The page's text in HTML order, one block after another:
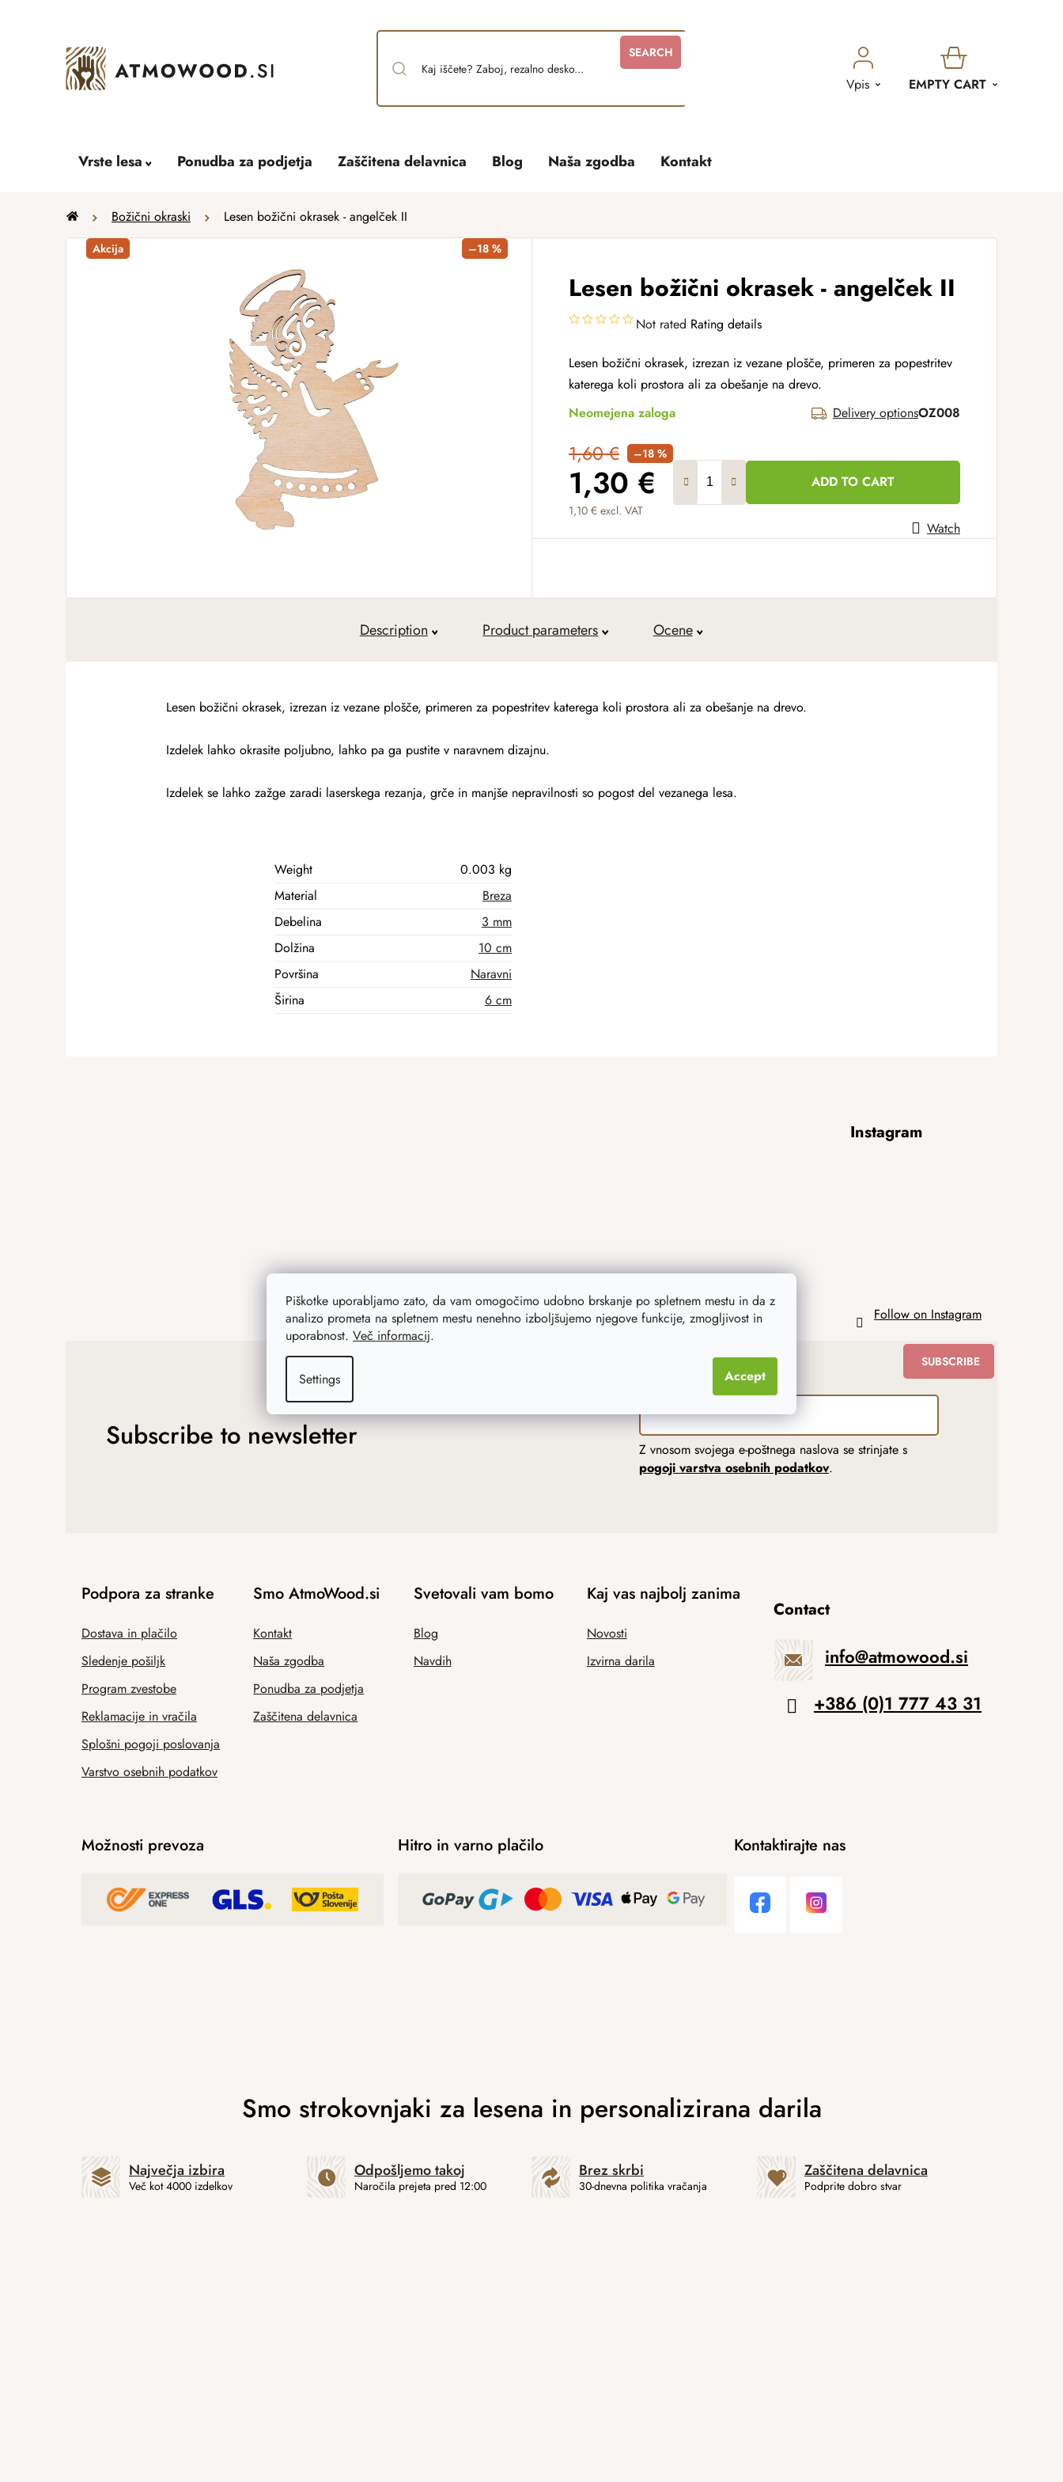
Piškotke uporabljamo zato, da vam omogočimo udobno brskanje po spletnem mestu in da z
analizo prometa na spletnem mestu nenehno izboljšujemo njegove funkcije, zmogljivost in
uporabnost. Več informacij.
Settings Accept
SEARCH
Vpis
SHOPPING
EMPTY CART
Vrste lesa Ponudba za podjetja Zaščitena delavnica Blog Naša zgodba Kontakt
Home Božični okraski Lesen božični okrasek - angelček II
Lesen božični okrasek - angelček II
Not rated Rating details
Lesen božični okrasek, izrezan iz vezane plošče, primeren za popestritev
katerega koli prostora ali za obešanje na drevo.
Neomejena zaloga
Delivery optionsOZ008
1,60 € –18 %
1,30 €
1,10 € excl. VAT
Measure price:
ADD TO CART
Watch
Akcija –18 %
Description Product parameters Ocene
Lesen božični okrasek, izrezan iz vezane plošče, primeren za popestritev katerega koli prostora ali za obešanje na drevo.
Izdelek lahko okrasite poljubno, lahko pa ga pustite v naravnem dizajnu.
Izdelek se lahko zažge zaradi laserskega rezanja, grče in manjše nepravilnosti so pogost del vezanega lesa.
Weight
0.003 kg
Material
Breza
Debelina
3 mm
Dolžina
10 cm
Površina
Naravni
Širina
6 cm
Instagram
Follow on Instagram
Subscribe to newsletter
Z vnosom svojega e-poštnega naslova se strinjate s
pogoji varstva osebnih podatkov.
SUBSCRIBE
Podpora za stranke
Dostava in plačilo
Sledenje pošiljk
Program zvestobe
Reklamacije in vračila
Splošni pogoji poslovanja
Varstvo osebnih podatkov
Smo AtmoWood.si
Kontakt
Naša zgodba
Ponudba za podjetja
Zaščitena delavnica
Svetovali vam bomo
Blog
Navdih
Kaj vas najbolj zanima
Novosti
Izvirna darila
Contact
info@atmowood.si
+386 (0)1 777 43 31
Možnosti prevoza Hitro in varno plačilo Kontaktirajte nas
Največja izbira
Več kot 4000 izdelkov
Odpošljemo takoj
Naročila prejeta pred 12:00
Brez skrbi
30-dnevna politika vračanja
Zaščitena delavnica
Podprite dobro stvar